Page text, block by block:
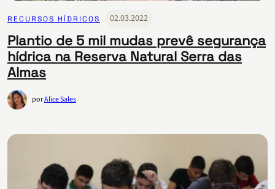
RECURSOS HÍDRICOS 02.03.2022
Plantio de 5 mil mudas prevê segurança
hídrica na Reserva Natural Serra das
Almas
porAlice Sales